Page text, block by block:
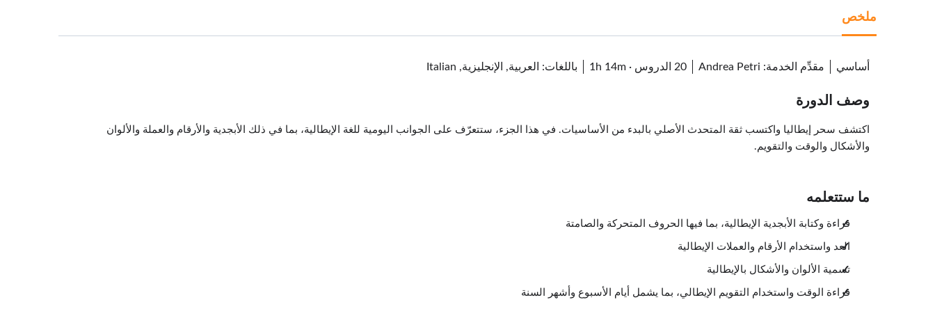
ملخص
أساسي مقدِّم الخدمة:
Andrea Petri 20 الدروس ·
1h 14m باللغات: العربية, الإنجليزية, Italian
وصف الدورة
اكتشف سحر إيطاليا واكتسب ثقة المتحدث الأصلي بالبدء من الأساسيات. في هذا الجزء، ستتعرّف على الجوانب اليومية للغة الإيطالية، بما في ذلك الأبجدية والأرقام والعملة والألوان
والأشكال والوقت والتقويم.
ما ستتعلمه
قراءة وكتابة الأبجدية الإيطالية، بما فيها الحروف المتحركة والصامتة
العد واستخدام الأرقام والعملات الإيطالية
تسمية الألوان والأشكال بالإيطالية
قراءة الوقت واستخدام التقويم الإيطالي، بما يشمل أيام الأسبوع وأشهر السنة